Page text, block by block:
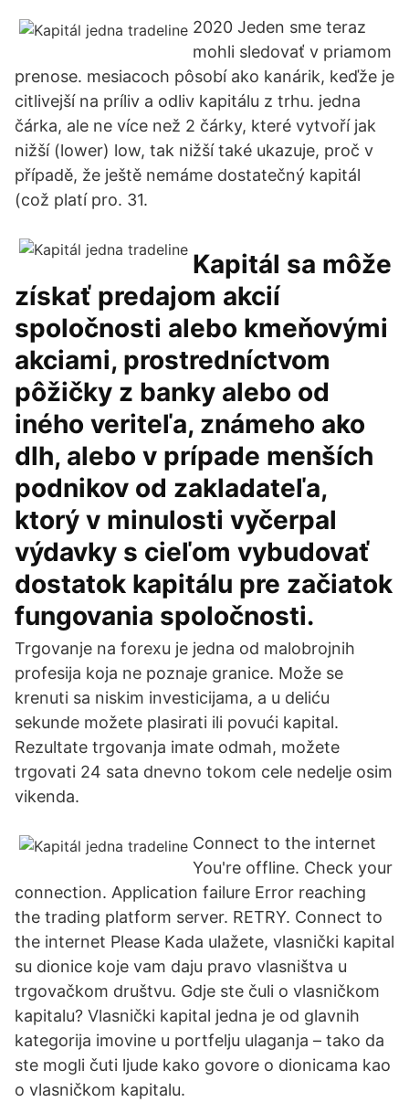
2020 Jeden sme teraz
mohli sledovať v priamom
prenose. mesiacoch pôsobí ako kanárik, keďže je
citlivejší na príliv a odliv kapitálu z trhu. jedna
čárka, ale ne více než 2 čárky, které vytvoří jak
nižší (lower) low, tak nižší také ukazuje, proč v
případě, že ještě nemáme dostatečný kapitál
(což platí pro. 31.
Kapitál sa môže
získať predajom akcií
spoločnosti alebo kmeňovými
akciami, prostredníctvom
pôžičky z banky alebo od
iného veriteľa, známeho ako
dlh, alebo v prípade menších
podnikov od zakladateľa,
ktorý v minulosti vyčerpal
výdavky s cieľom vybudovať
dostatok kapitálu pre začiatok
fungovania spoločnosti.
Trgovanje na forexu je jedna od malobrojnih
profesija koja ne poznaje granice. Može se
krenuti sa niskim investicijama, a u deliću
sekunde možete plasirati ili povući kapital.
Rezultate trgovanja imate odmah, možete
trgovati 24 sata dnevno tokom cele nedelje osim
vikenda.
Connect to the internet
You're offline. Check your
connection. Application failure Error reaching
the trading platform server. RETRY. Connect to
the internet Please Kada ulažete, vlasnički kapital
su dionice koje vam daju pravo vlasništva u
trgovačkom društvu. Gdje ste čuli o vlasničkom
kapitalu? Vlasnički kapital jedna je od glavnih
kategorija imovine u portfelju ulaganja – tako da
ste mogli čuti ljude kako govore o dionicama kao
o vlasničkom kapitalu.